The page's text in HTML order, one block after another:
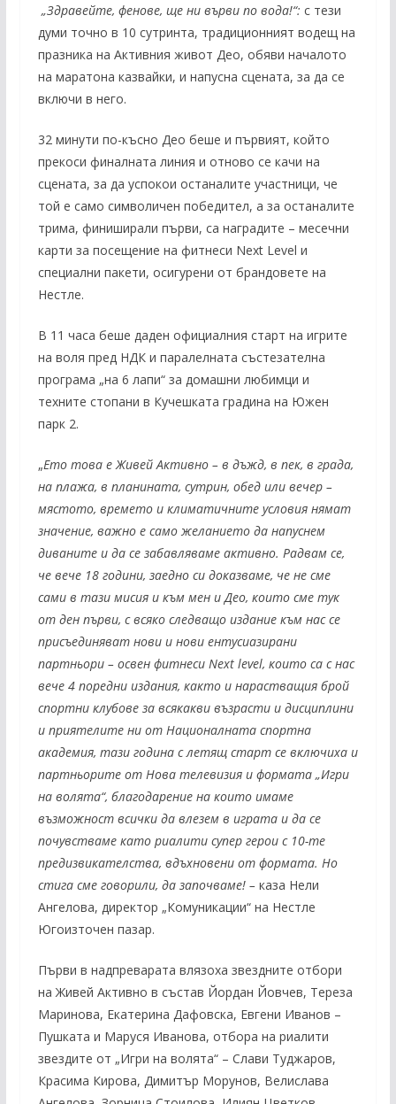
„Здравейте, фенове, ще ни върви по вода!“: с тези
думи точно в 10 сутринта, традиционният водещ на
празника на Активния живот Део, обяви началото
на маратона казвайки, и напусна сцената, за да се
включи в него.
32 минути по-късно Део беше и първият, който
прекоси финалната линия и отново се качи на
сцената, за да успокои останалите участници, че
той е само символичен победител, а за останалите
трима, финиширали първи, са наградите – месечни
карти за посещение на фитнеси Next Level и
специални пакети, осигурени от брандовете на
Нестле.
В 11 часа беше даден официалния старт на игрите
на воля пред НДК и паралелната състезателна
програма „на 6 лапи“ за домашни любимци и
техните стопани в Кучешката градина на Южен
парк 2.
„Ето това е Живей Активно – в дъжд, в пек, в града,
на плажа, в планината, сутрин, обед или вечер –
мястото, времето и климатичните условия нямат
значение, важно е само желанието да напуснем
диваните и да се забавляваме активно. Радвам се,
че вече 18 години, заедно си доказваме, че не сме
сами в тази мисия и към мен и Део, които сме тук
от ден първи, с всяко следващо издание към нас се
присъединяват нови и нови ентусиазирани
партньори – освен фитнеси Next level, които са с нас
вече 4 поредни издания, както и нарастващия брой
спортни клубове за всякакви възрасти и дисциплини
и приятелите ни от Националната спортна
академия, тази година с летящ старт се включиха и
партньорите от Нова телевизия и формата „Игри
на волята“, благодарение на които имаме
възможност всички да влезем в играта и да се
почувстваме като риалити супер герои с 10-те
предизвикателства, вдъхновени от формата. Но
стига сме говорили, да започваме! –каза Нели
Ангелова, директор „Комуникации“ на Нестле
Югоизточен пазар.
Първи в надпреварата влязоха звездните отбори
на Живей Активно в състав Йордан Йовчев, Тереза
Маринова, Екатерина Дафовска, Евгени Иванов –
Пушката и Маруся Иванова, отбора на риалити
звездите от „Игри на волята“ – Слави Туджаров,
Красима Кирова, Димитър Морунов, Велислава